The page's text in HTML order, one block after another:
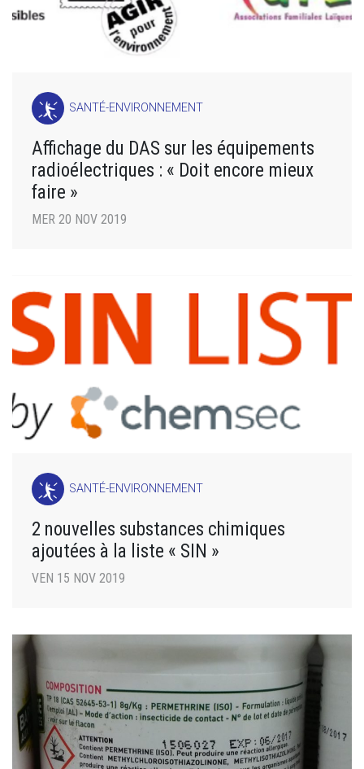
SANTÉ-ENVIRONNEMENT
Affichage du DAS sur les équipements
radioélectriques : « Doit encore mieux
faire »
MER 20 NOV 2019
SANTÉ-ENVIRONNEMENT
2 nouvelles substances chimiques
ajoutées à la liste « SIN »
VEN 15 NOV 2019